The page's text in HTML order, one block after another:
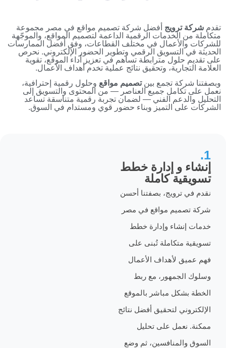
ترويجأفضل شركة تصميم مواقع في مصر مجموعة
الخدمات الرقمية الداعمة لتصميم المواقع، والموجّهة
في مختلف القطاعات، وفق أفضل الممارسات
التسويق الرقمي وتطوير الحضور الإلكتروني. نحرص
مترابطة تساهم في تعزيز أداء الموقع، تقوية
وتحقيق نتائج عملية تخدم أهداف الأعمال.
تجمع بينتصميم مواقعوحلول رقمية إحترافية،
جميع العناصر — من المحتوى والتسويق إلى
الفني — لضمان تجربة رقمية متناسقة تساعد
التميز وبناء حضور قوي ومستدام في السوق.
و إدارة خطط
كاملة
ترويج، بصفتنا أحسن
مواقع في مصر
وإدارة خطط
متكاملة تُبنى على
لأهداف الأعمال
مع ربط
مباشر بالموقع
لتحقيق أفضل نتائج
على تحليل
ثم وضع